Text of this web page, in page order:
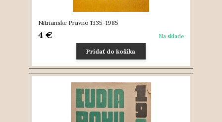
Nitrianske Pravno 1335-1985
4 € Na sklade
Pridať do košíka